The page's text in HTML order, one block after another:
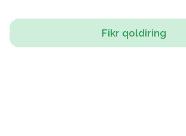
Fikr qoldiring